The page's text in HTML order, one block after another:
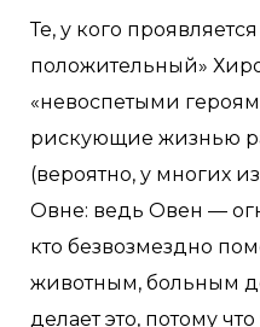
Те, у кого
положительный»
«невоспетыми
рискующие жизнью
(вероятно, у многих
Овне: ведь Овен —
кто безвозмездно
животным, больным
делает это, потому